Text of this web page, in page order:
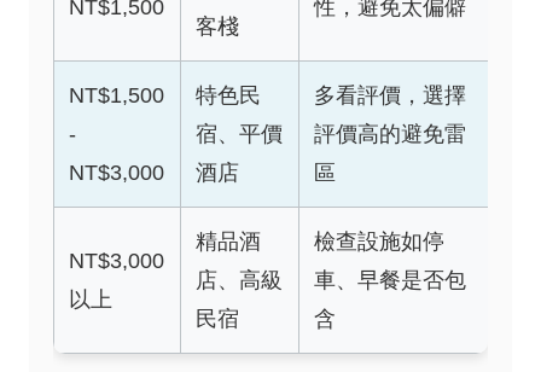
NT$1,500
客棧
性，避免太偏僻
NT$1,500
-
NT$3,000
特色民
宿、平價
酒店
多看評價，選擇
評價高的避免雷
區
NT$3,000
以上
精品酒
店、高級
民宿
檢查設施如停
車、早餐是否包
含